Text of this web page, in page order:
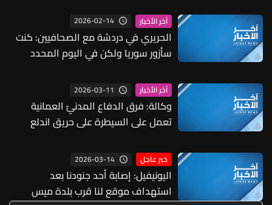
مهامه
آخر الأخبار 2026-02-14
الحريري في دردشة مع الصحافيين: كنت
سأزور سوريا ولكن في اليوم المحدد
آخر الأخبار 2026-03-11
وكالة: فرق الدفاع المدنيّ العمانية
تعمل على السيطرة على حريق اندلع
خبر عاجل 2026-03-14
اليونيفيل: إصابة أحد جنودنا بعد
استهداف موقع لنا قرب بلدة ميس